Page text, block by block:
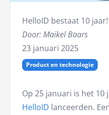
HelloID bestaat 10 jaar!
Door: Maikel Baars
23 januari 2025
Product en technologie
Op 25 januari is het 10
HelloID lanceerden.